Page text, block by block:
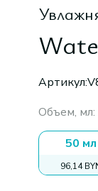
Артикул:
Объем, мл:
50 мл
96,14